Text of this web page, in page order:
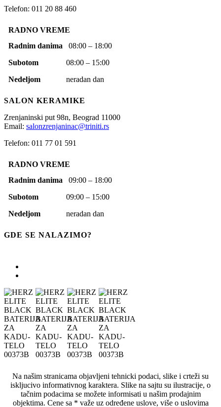
Telefon: 011 20 88 460
RADNO VREME
Radnim danima 08:00 – 18:00
Subotom 08:00 – 15:00
Nedeljom neradan dan
SALON KERAMIKE
Zrenjaninski put 98n, Beograd 11000
Email: salonzrenjaninac@triniti.rs
Telefon: 011 77 01 591
RADNO VREME
Radnim danima 09:00 – 18:00
Subotom 09:00 – 15:00
Nedeljom neradan dan
GDE SE NALAZIMO?
Na našim stranicama objavljeni tehnicki podaci, slike i crteži su
iskljucivo informativnog karaktera. Slike na sajtu su ilustracije, o
tačnim podacima se možete informisati u našim prodajnim
objektima. Cene sa * važe uz određene uslove, više o uslovima